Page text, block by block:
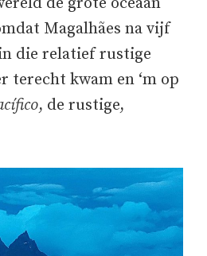
Magalhães na vijf
die relatief rustige
terecht kwam en ‘m op
, de rustige,